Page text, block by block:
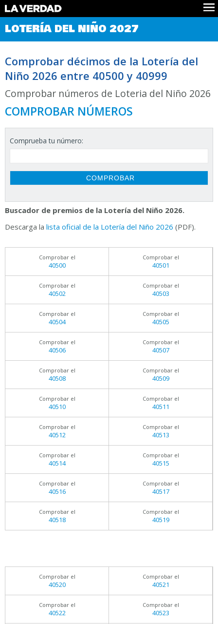
Comprobar Loteria del Niño
Premios
Noticias
Datos
Historia
LOTERÍA DEL NIÑO 2027
Comprobar décimos de la Lotería del
Niño 2026 entre 40500 y 40999
Comprobar números de Loteria del Niño 2026
COMPROBAR NÚMEROS
Comprueba tu número:
Buscador de premios de la Lotería del Niño 2026.
Descarga la lista oficial de la Lotería del Niño 2026 (PDF).
Comprobar el
40500
Comprobar el
40501
Comprobar el
40502
Comprobar el
40503
Comprobar el
40504
Comprobar el
40505
Comprobar el
40506
Comprobar el
40507
Comprobar el
40508
Comprobar el
40509
Comprobar el
40510
Comprobar el
40511
Comprobar el
40512
Comprobar el
40513
Comprobar el
40514
Comprobar el
40515
Comprobar el
40516
Comprobar el
40517
Comprobar el
40518
Comprobar el
40519
Comprobar el
40520
Comprobar el
40521
Comprobar el
40522
Comprobar el
40523